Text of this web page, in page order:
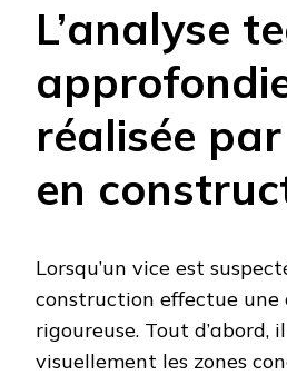
L’analyse
réalisée
en
Lorsqu’un vice est
construction effectue une
rigoureuse. Tout d’abord,
visuellement les zones